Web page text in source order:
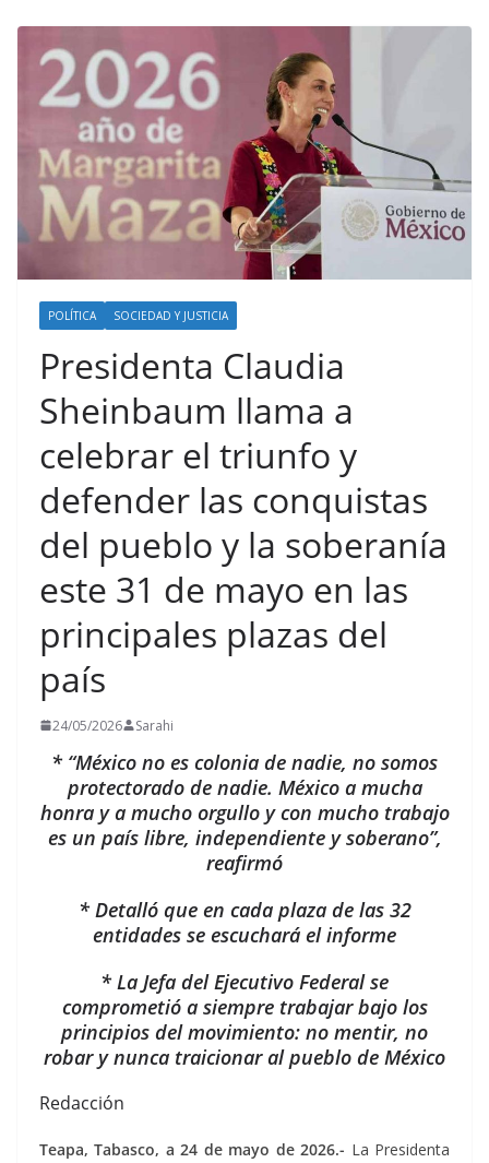
POLÍTICA SOCIEDAD Y JUSTICIA
Presidenta Claudia
Sheinbaum llama a
celebrar el triunfo y
defender las conquistas
del pueblo y la soberanía
este 31 de mayo en las
principales plazas del
país
24/05/2026 Sarahi
* “México no es colonia de nadie, no somos
protectorado de nadie. México a mucha
honra y a mucho orgullo y con mucho trabajo
es un país libre, independiente y soberano”,
reafirmó
* Detalló que en cada plaza de las 32
entidades se escuchará el informe
* La Jefa del Ejecutivo Federal se
comprometió a siempre trabajar bajo los
principios del movimiento: no mentir, no
robar y nunca traicionar al pueblo de México
Redacción
Teapa, Tabasco, a 24 de mayo de 2026.- La Presidenta